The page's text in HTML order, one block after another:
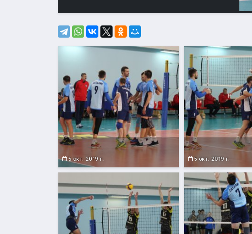
5 окт. 2019 г. 5 окт. 2019 г.